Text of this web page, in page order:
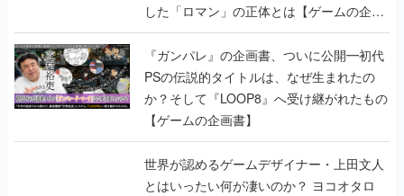
した「ロマン」の正体とは【ゲームの企画
書】
『ガンパレ』の企画書、ついに公開━初代
PSの伝説的タイトルは、なぜ生まれたの
か？そして『LOOP8』へ受け継がれたもの
【ゲームの企画書】
世界が認めるゲームデザイナー・上田文人
とはいったい何が凄いのか？ ヨコオタロ